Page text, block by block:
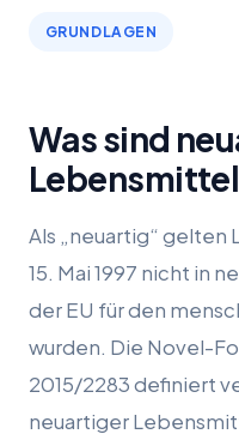
GRUNDLAGEN
Was sind
Als „neuartig“
15. Mai 1997 nicht in
der EU für den
wurden. Die Novel-
2015/2283 definiert
neuartiger